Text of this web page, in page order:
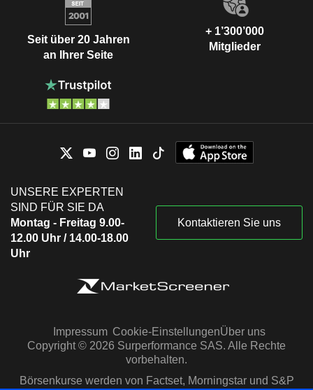
Seit über 20 Jahren
an Ihrer Seite
+ 1’300’000
Mitglieder
UNSERE EXPERTEN
SIND FÜR SIE DA
Montag - Freitag 9.00-
12.00 Uhr / 14.00-18.00
Uhr
Kontaktieren Sie uns
Impressum Cookie-EinstellungenÜber uns
Copyright © 2026 Surperformance SAS. Alle Rechte
vorbehalten.
Börsenkurse werden von Factset, Morningstar und S&P